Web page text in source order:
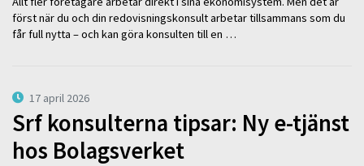
först när du och din redovisningskonsult arbetar tillsammans som du
får full nytta – och kan göra konsulten till en …
17 april 2026
Srf konsulterna tipsar: Ny e-tjänst
hos Bolagsverket